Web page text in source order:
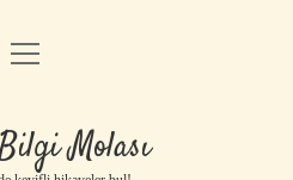
Anasayfa
menüyü
Molası